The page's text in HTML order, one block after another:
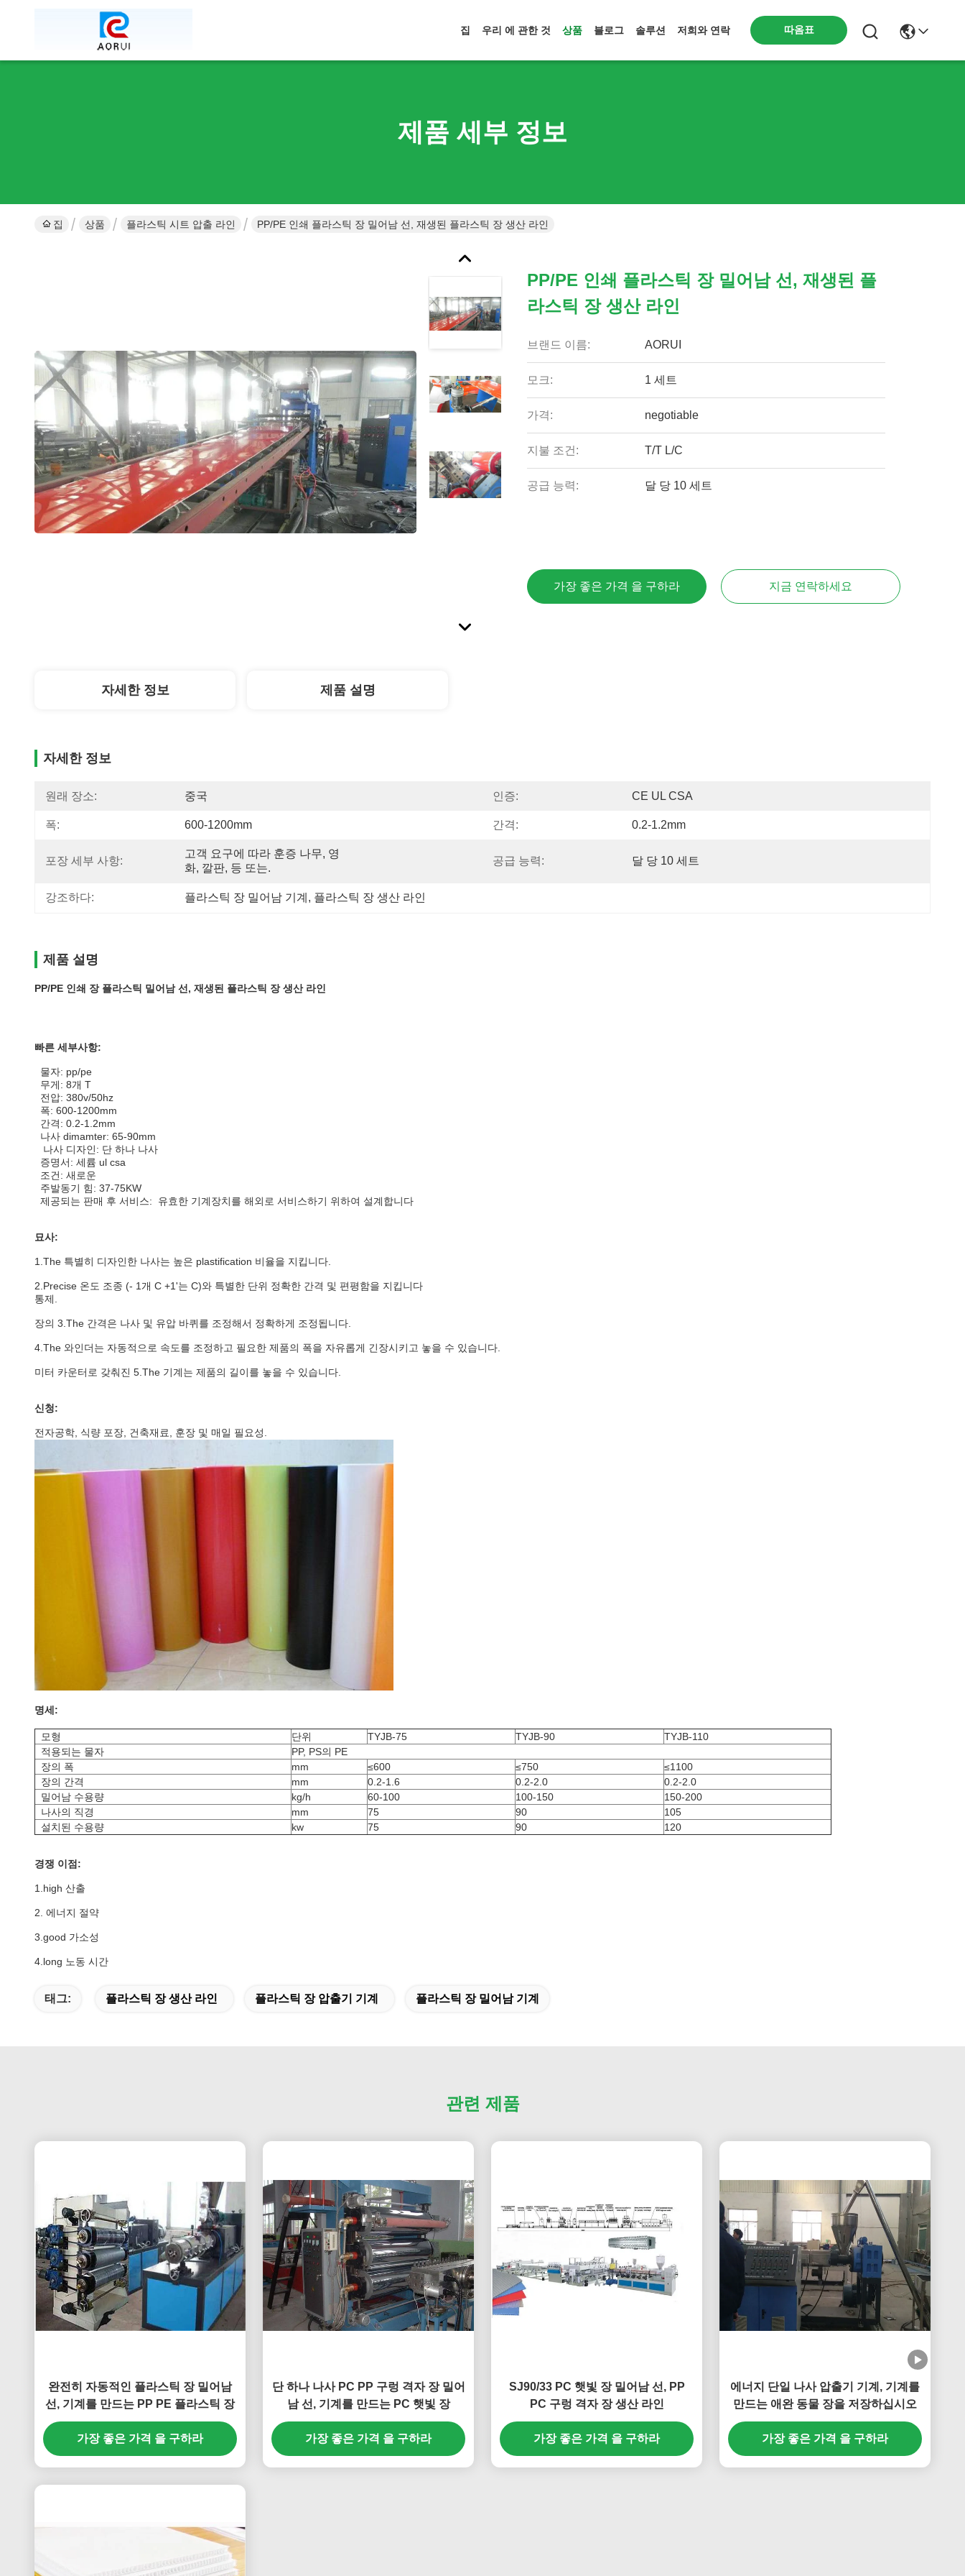
집 우리 에 관한 것 상품 블로그 솔루션 저희와 연락 따옴표
제품 세부 정보
집 상품 플라스틱 시트 압출 라인 PP/PE 인쇄 플라스틱 장 밀어남 선, 재생된 플라스틱 장 생산 라인
PP/PE 인쇄 플라스틱 장 밀어남 선, 재생된 플
라스틱 장 생산 라인
브랜드 이름: AORUI
모크: 1 세트
가격: negotiable
지불 조건: T/T L/C
공급 능력: 달 당 10 세트
가장 좋은 가격 을 구하라 지금 연락하세요
자세한 정보 제품 설명
자세한 정보
원래 장소: 중국 인증: CE UL CSA
폭: 600-1200mm 간격: 0.2-1.2mm
포장 세부 사항:
고객 요구에 따라 훈증 나무, 영
화, 깔판, 등 또는.
공급 능력: 달 당 10 세트
강조하다: 플라스틱 장 밀어남 기계 , 플라스틱 장 생산 라인
제품 설명
PP/PE 인쇄 장 플라스틱 밀어남 선, 재생된 플라스틱 장 생산 라인
빠른 세부사항:
물자: pp/pe
무게: 8개 T
전압: 380v/50hz
폭: 600-1200mm
간격: 0.2-1.2mm
나사 dimamter: 65-90mm
나사 디자인: 단 하나 나사
증명서: 세륨 ul csa
조건: 새로운
주발동기 힘: 37-75KW
제공되는 판매 후 서비스: 유효한 기계장치를 해외로 서비스하기 위하여 설계합니다
묘사:
1.The 특별히 디자인한 나사는 높은 plastification 비율을 지킵니다.
2.Precise 온도 조종 (- 1개 C +1'는 C)와 특별한 단위 정확한 간격 및 편평함을 지킵니다
통제.
장의 3.The 간격은 나사 및 유압 바퀴를 조정해서 정확하게 조정됩니다.
4.The 와인더는 자동적으로 속도를 조정하고 필요한 제품의 폭을 자유롭게 긴장시키고 놓을 수 있습니다.
미터 카운터로 갖춰진 5.The 기계는 제품의 길이를 놓을 수 있습니다.
신청:
전자공학, 식량 포장, 건축재료, 훈장 및 매일 필요성.
명세:
모형 단위 TYJB-75 TYJB-90
TYJB-110
적용되는 물자
PP, PS의 PE
장의 폭
mm ≤600 ≤750
≤1100
장의 간격
mm 0.2-1.6 0.2-2.0
0.2-2.0
밀어남 수용량
kg/h 60-100 100-150
150-200
나사의 직경
mm 75 90
105
설치된 수용량
kw 75 90 120
경쟁 이점:
1.high 산출
2. 에너지 절약
3.good 가소성
4.long 노동 시간
태그: 플라스틱 장 생산 라인 플라스틱 장 압출기 기계 플라스틱 장 밀어남 기계
관련 제품
완전히 자동적인 플라스틱 장 밀어남
선, 기계를 만드는 PP PE 플라스틱 장
가장 좋은 가격 을 구하라
단 하나 나사 PC PP 구렁 격자 장 밀어
남 선, 기계를 만드는 PC 햇빛 장
가장 좋은 가격 을 구하라
SJ90/33 PC 햇빛 장 밀어남 선, PP
PC 구렁 격자 장 생산 라인
가장 좋은 가격 을 구하라
에너지 단일 나사 압출기 기계, 기계를
만드는 애완 동물 장을 저장하십시오
가장 좋은 가격 을 구하라